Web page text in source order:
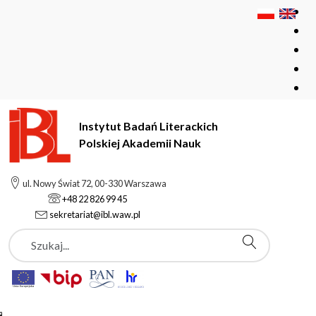
Instytut Badań Literackich
Polskiej Akademii Nauk
ul. Nowy Świat 72, 00-330 Warszawa
+48 22 826 99 45
sekretariat@ibl.waw.pl
Szukaj
Instytut Badań Literackich Polskiej Akademii Nauk
Studia podyplomowe
Studia Chłopskie